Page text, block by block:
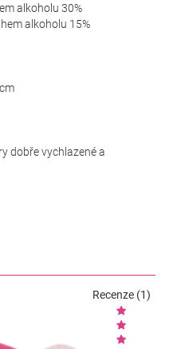
alkoholu 30%
alkoholu 15%
cm
dobře vychlazené a
Recenze (1)